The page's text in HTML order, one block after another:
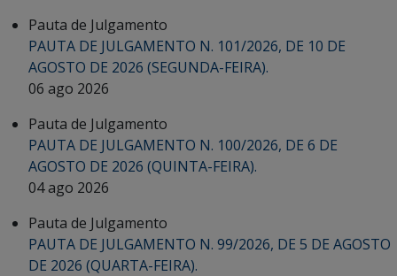
Pauta de Julgamento
PAUTA DE JULGAMENTO N. 101/2026, DE 10 DE
AGOSTO DE 2026 (SEGUNDA-FEIRA).
06 ago 2026
Pauta de Julgamento
PAUTA DE JULGAMENTO N. 100/2026, DE 6 DE
AGOSTO DE 2026 (QUINTA-FEIRA).
04 ago 2026
Pauta de Julgamento
PAUTA DE JULGAMENTO N. 99/2026, DE 5 DE AGOSTO
DE 2026 (QUARTA-FEIRA).